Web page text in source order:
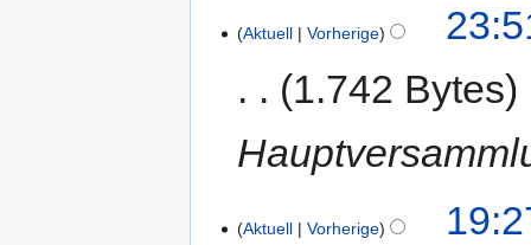
Aktuell Vorherige
1.742 Bytes
Aktuell Vorherige